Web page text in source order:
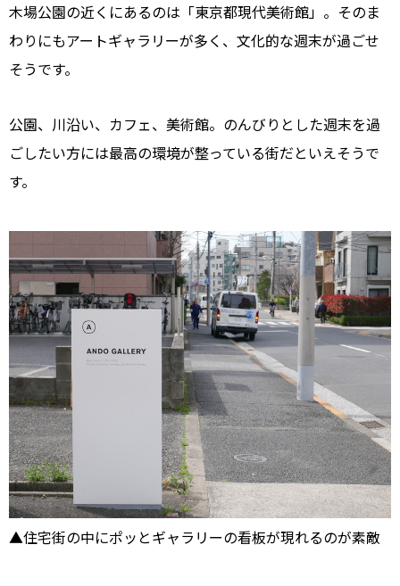
木場公園の近くにあるのは「東京都現代美術館」。そのま
わりにもアートギャラリーが多く、文化的な週末が過ごせ
そうです。
公園、川沿い、カフェ、美術館。のんびりとした週末を過
ごしたい方には最高の環境が整っている街だといえそうで
す。
▲住宅街の中にポッとギャラリーの看板が現れるのが素敵